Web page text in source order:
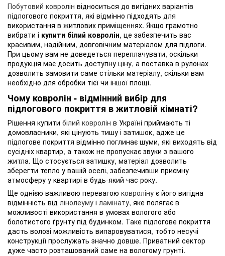
Побутовий ковролін відноситься до вигідних варіантів
підлогового покриття, які відмінно підходять для
використання в житлових приміщеннях. Якщо грамотно
вибрати і купити білий ковролін, це забезпечить вас
красивим, надійним, довговічним матеріалом для підлоги.
При цьому вам не доведеться переплачувати, оскільки
продукція має досить доступну ціну, а поставка в рулонах
дозволить замовити саме стільки матеріалу, скільки вам
необхідно для обробки тієї чи іншої площі.
Чому ковролін - відмінний вибір для
підлогового покриття в житловій кімнаті?
Рішення купити білий ковролін в Україні приймають ті
домовласники, які цінують тишу і затишок, адже це
підлогове покриття відмінно поглинає шуми, які виходять від
сусідніх квартир, а також не пропускає звуки з вашого
житла. Що стосується затишку, матеріал дозволить
зберегти тепло у вашій оселі, забезпечивши приємну
атмосферу у квартирі в будь-який час року.
Ще однією важливою перевагою ковроліну є його вигідна
відмінність від лінолеуму і ламінату, яке полягає в
можливості використання в умовах вологого або
болотистого ґрунту під будинком. Таке підлогове покриття
дасть волозі можливість випаровуватися, тобто несучі
конструкції прослужать значно довше. Приватний сектор
дуже часто розташований саме на вологому грунті.